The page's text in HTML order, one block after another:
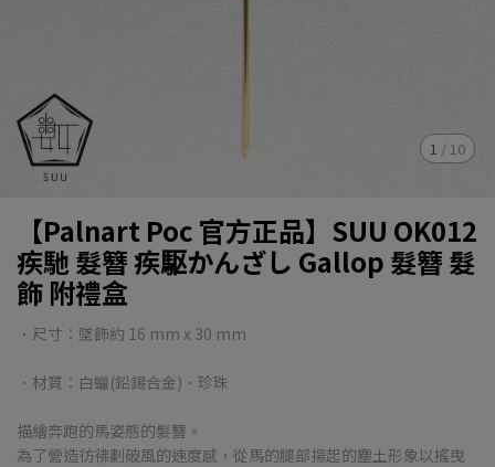
1 / 10
【Palnart Poc 官方正品】SUU OK012
疾馳 髮簪 疾駆かんざし Gallop 髮簪 髮
飾 附禮盒
．尺寸：墜飾約 16 mm x 30 mm
．材質：白蠟(鉛錫合金)．珍珠
描繪奔跑的馬姿態的髮簪。
為了營造彷彿劃破風的速度感，從馬的腿部揚起的塵土形象以搖曳